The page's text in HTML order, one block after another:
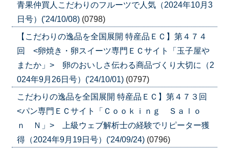
青果仲買人こだわりのフルーツで人気（2024年10月3
日号）('24/10/08) (0798)
【こだわりの逸品を全国展開 特産品ＥＣ】第４７４
回 <卵焼き・卵スイーツ専門ＥＣサイト「玉子屋や
またか」> 卵のおいしさ伝わる商品づくり大切に（2
024年9月26日号）('24/10/01) (0797)
こだわりの逸品を全国展開 特産品ＥＣ】第４７３回
<パン専門ＥＣサイト「Ｃｏｏｋｉｎｇ Ｓａｌｏ
ｎ Ｎ」> 上級ウェブ解析士の経験でリピーター獲
得（2024年9月19日号）('24/09/24) (0796)